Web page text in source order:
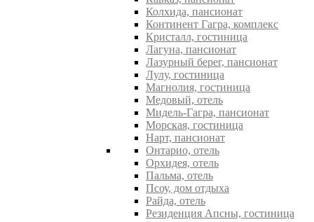
Колхида, пансионат
Континент Гагра, комплекс
Кристалл, гостиница
Лагуна, пансионат
Лазурный берег, пансионат
Лулу, гостиница
Магнолия, гостиница
Медовый, отель
Мидель-Гагра, пансионат
Морская, гостиница
Нарт, пансионат
Онтарио, отель
Орхидея, отель
Пальма, отель
Псоу, дом отдыха
Райда, отель
Резиденция Апсны, гостиница